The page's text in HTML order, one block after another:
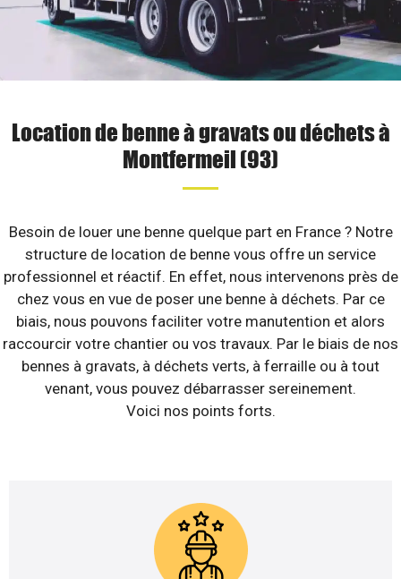
Location de benne à gravats ou déchets à
Montfermeil (93)
Besoin de louer une benne quelque part en France ? Notre
structure de location de benne vous offre un service
professionnel et réactif. En effet, nous intervenons près de
chez vous en vue de poser une benne à déchets. Par ce
biais, nous pouvons faciliter votre manutention et alors
raccourcir votre chantier ou vos travaux. Par le biais de nos
bennes à gravats, à déchets verts, à ferraille ou à tout
venant, vous pouvez débarrasser sereinement.
Voici nos points forts.